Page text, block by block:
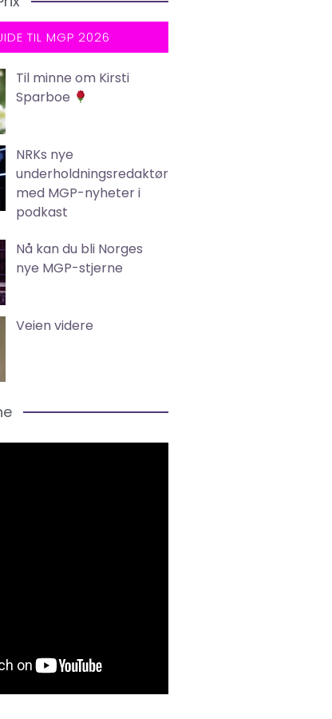
TIL MGP 2026
Til minne om Kirsti
Sparboe
NRKs nye
underholdningsredaktør
med MGP-nyheter i
podkast
Nå kan du bli Norges
nye MGP-stjerne
Veien videre